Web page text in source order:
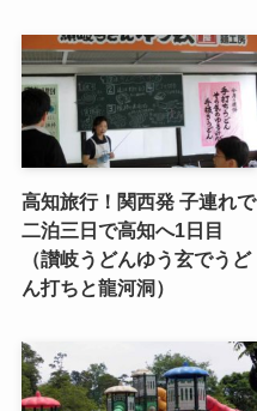
高知旅行！関西発 子連れで
二泊三日で高知へ1日目
（讃岐うどんゆう玄でうど
ん打ちと龍河洞）